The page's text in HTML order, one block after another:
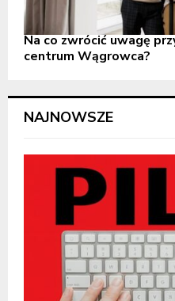
Na co zwrócić uwagę
centrum Wągrowca?
NAJNOWSZE